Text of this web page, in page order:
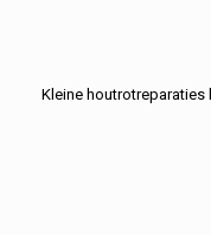
Kleine